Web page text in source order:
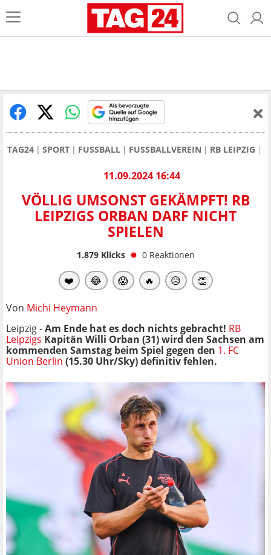
TAG24 SPORT FUSSBALL FUSSBALLVEREIN RB LEIPZIG
11.09.2024 16:44
VÖLLIG UMSONST GEKÄMPFT! RB
LEIPZIGS ORBAN DARF NICHT
SPIELEN
1.879Klicks 0 Reaktionen
❤️ 😂 😱 🔥 😥 👏
Von Michi Heymann
Leipzig -Am Ende hat es doch nichts gebracht! RB
Leipzigs Kapitän Willi Orban (31) wird den Sachsen am
kommenden Samstag beim Spiel gegen den 1. FC
Union Berlin (15.30 Uhr/Sky) definitiv fehlen.